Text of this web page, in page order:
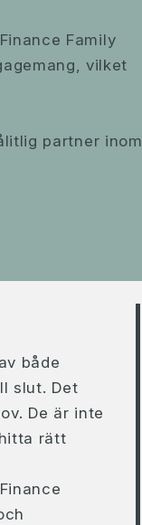
Family
vilket
partner inom
både
slut. Det
De är inte
rätt